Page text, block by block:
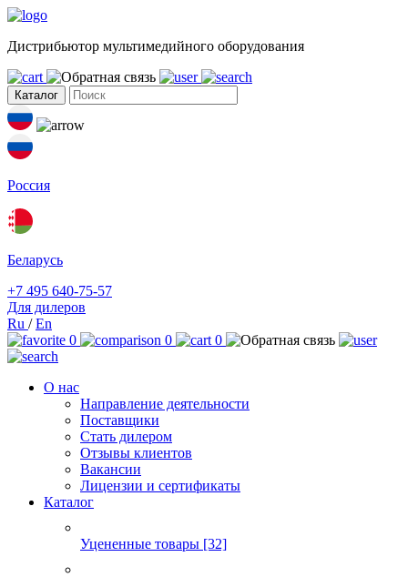
Дистрибьютор мультимедийного оборудования
Каталог
Россия
Беларусь
+7 495 640-75-57
Для дилеров
Ru /En
0
0 0
О нас
Направление деятельности
Поставщики
Стать дилером
Отзывы клиентов
Вакансии
Лицензии и сертификаты
Каталог
Уцененные товары [32]